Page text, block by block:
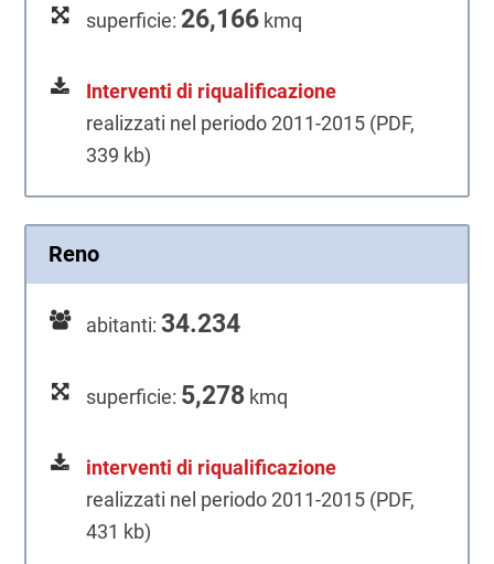
superficie: 26,166 kmq
Interventi di riqualificazione
realizzati nel periodo 2011-2015 (PDF,
339 kb)
Reno
abitanti:34.234
superficie: 5,278 kmq
interventi di riqualificazione
realizzati nel periodo 2011-2015 (PDF,
431 kb)